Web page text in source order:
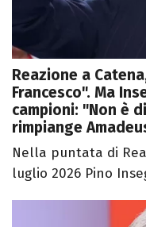
Reazione a
Francesco". Ma
campioni: "Non è
rimpiange
Nella puntata di
luglio 2026 Pino